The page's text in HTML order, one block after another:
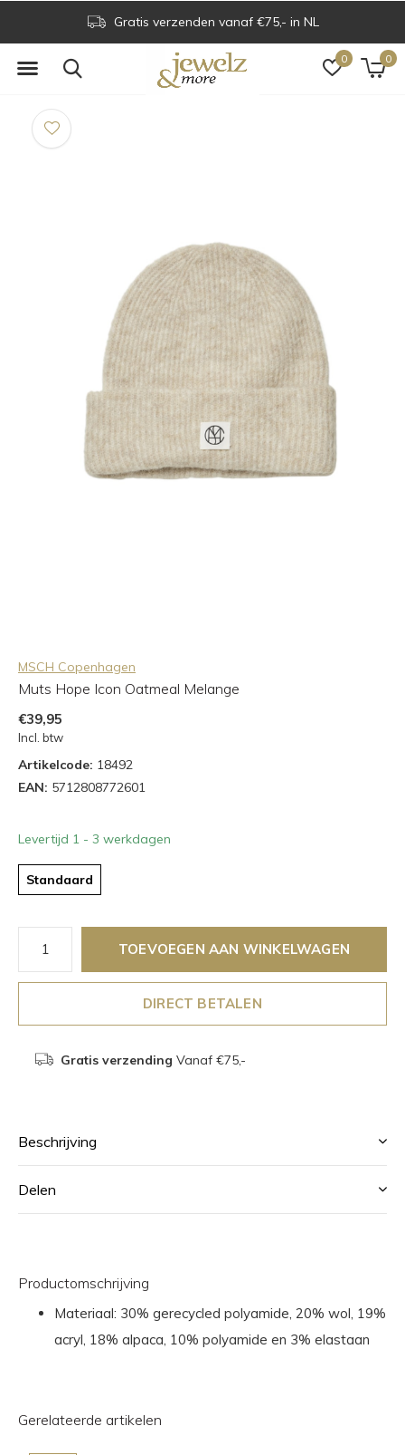
0 0
Gratis verzenden vanaf €75,- in NL
MSCH Copenhagen
Muts Hope Icon Oatmeal Melange
€39,95
Incl. btw
Artikelcode: 18492
EAN: 5712808772601
Levertijd 1 - 3 werkdagen
Standaard
TOEVOEGEN AAN WINKELWAGEN
DIRECT BETALEN
Gratis verzending Vanaf €75,-
Beschrijving
Delen
Productomschrijving
Materiaal: 30% gerecycled polyamide, 20% wol, 19%
acryl, 18% alpaca, 10% polyamide en 3% elastaan
Gerelateerde artikelen